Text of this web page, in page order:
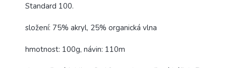
Standard 100.
složení: 75% akryl, 25% organická vlna
hmotnost: 100g, návin: 110m